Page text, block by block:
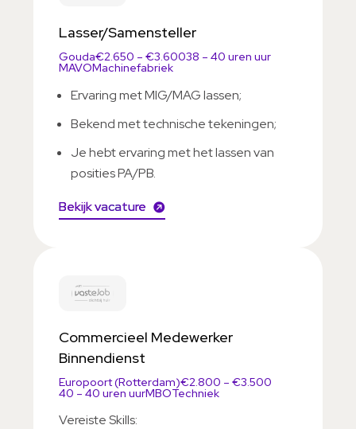
Lasser/Samensteller
Gouda€2.650 – €3.60038 – 40 uren uur
MAVOMachinefabriek
Ervaring met MIG/MAG lassen;
Bekend met technische tekeningen;
Je hebt ervaring met het lassen van
posities PA/PB.
Bekijk vacature
Commercieel Medewerker
Binnendienst
Europoort (Rotterdam)€2.800 – €3.500
40 – 40 uren uurMBOTechniek
Vereiste Skills: